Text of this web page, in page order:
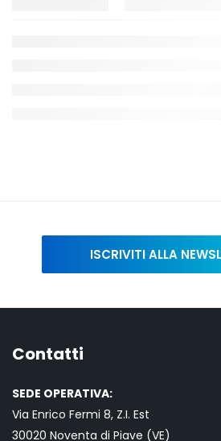
ISCRIVITI ALLA
Contatti
SEDE OPERATIVA:
Via Enrico Fermi 8, Z.I. Est
30020 Noventa di Piave (VE)